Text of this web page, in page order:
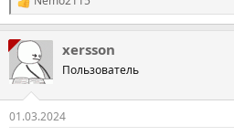
Р
е
а
к
ц
і
:
xersson
Пользователь
01.03.2024